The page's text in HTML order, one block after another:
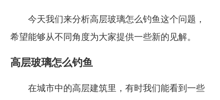
今天我们来分析高层玻璃怎么钓鱼这个问题，
希望能够从不同角度为大家提供一些新的见解。
高层玻璃怎么钓鱼
在城市中的高层建筑里，有时我们能看到一些